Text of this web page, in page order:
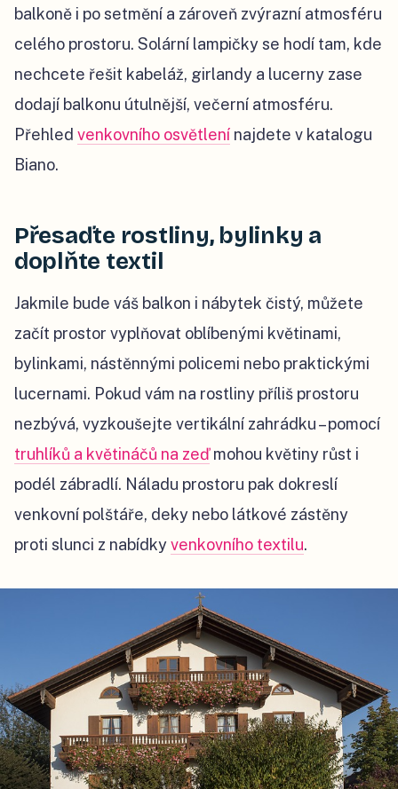
balkoně i po setmění a zároveň zvýrazní atmosféru
celého prostoru. Solární lampičky se hodí tam, kde
nechcete řešit kabeláž, girlandy a lucerny zase
dodají balkonu útulnější, večerní atmosféru.
Přehled venkovního osvětlení najdete v katalogu
Biano.
Přesaďte rostliny, bylinky a
doplňte textil
Jakmile bude váš balkon i nábytek čistý, můžete
začít prostor vyplňovat oblíbenými květinami,
bylinkami, nástěnnými policemi nebo praktickými
lucernami. Pokud vám na rostliny příliš prostoru
nezbývá, vyzkoušejte vertikální zahrádku – pomocí
truhlíků a květináčů na zeďmohou květiny růst i
podél zábradlí. Náladu prostoru pak dokreslí
venkovní polštáře, deky nebo látkové zástěny
proti slunci z nabídkyvenkovního textilu.